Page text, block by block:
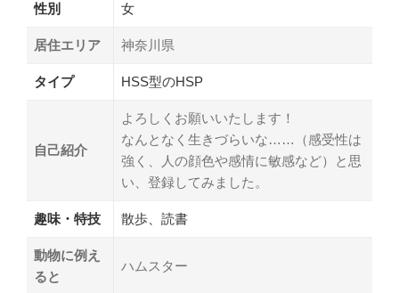
性別 女
居住エリア 神奈川県
タイプ HSS型のHSP
自己紹介
よろしくお願いいたします！
なんとなく生きづらいな……（感受性は
強く、人の顔色や感情に敏感など）と思
い、登録してみました。
趣味・特技 散歩、読書
動物に例え
ると
ハムスター